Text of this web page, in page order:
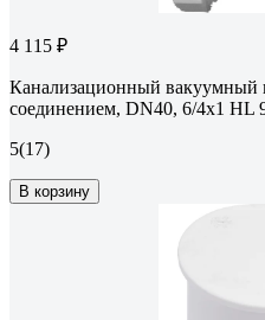
4 115 ₽
Канализационный вакуумный
соединением, DN40, 6/4x1 HL
5(17)
В корзину